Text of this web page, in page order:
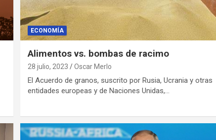
ECONOMÍA
Alimentos vs. bombas de racimo
28 julio, 2023 Oscar Merlo
El Acuerdo de granos, suscrito por Rusia, Ucrania y otras
entidades europeas y de Naciones Unidas,…